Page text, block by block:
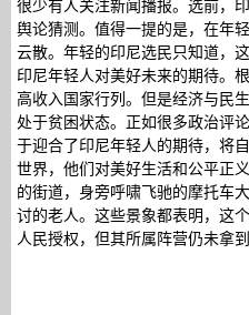
很少有人关注新闻播报。选前，
舆论猜测。值得一提的是，在年
云散。年轻的印尼选民只知道，
印尼年轻人对美好未来的期待。
高收入国家行列。但是经济与民
处于贫困状态。正如很多政治评
于迎合了印尼年轻人的期待，将
世界，他们对美好生活和公平正
的街道，身旁呼啸飞驰的摩托车
讨的老人。这些景象都表明，这
人民授权，但其所属阵营仍未拿